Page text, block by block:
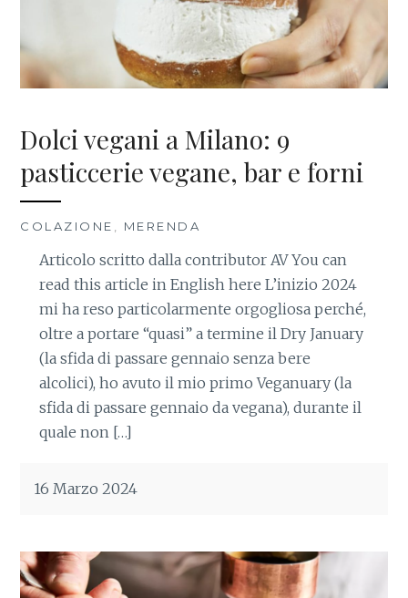
Dolci vegani a Milano: 9
pasticcerie vegane, bar e forni
COLAZIONE MERENDA
Articolo scritto dalla contributor AV You can
read this article in English here L’inizio 2024
mi ha reso particolarmente orgogliosa perché,
oltre a portare “quasi” a termine il Dry January
(la sfida di passare gennaio senza bere
alcolici), ho avuto il mio primo Veganuary (la
sfida di passare gennaio da vegana), durante il
quale non […]
16 Marzo 2024